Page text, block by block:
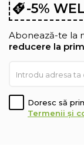
-5%
Abonează-te la
reducere la
Doresc să
Termenii și